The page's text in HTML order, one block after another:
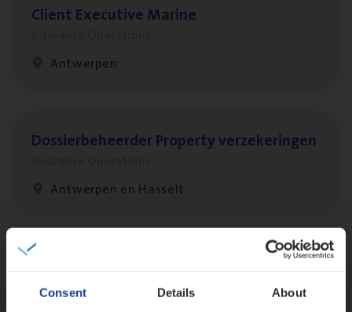
Consent Details About
Client Exe­cu­ti­ve Marine
Antwerpen
Dos­sier­be­heer­der Pro­per­ty verzekeringen
Antwerpen en Hasselt
Dos­sier­be­heer­der Onder­ne­min­gen Van­b­
re­da Huys­mans — Mechelen